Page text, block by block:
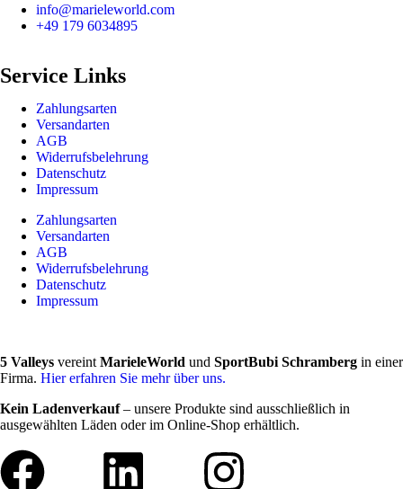
info@marieleworld.com
+49 179 6034895
Service Links
Zahlungsarten
Versandarten
AGB
Widerrufsbelehrung
Datenschutz
Impressum
Zahlungsarten
Versandarten
AGB
Widerrufsbelehrung
Datenschutz
Impressum
5 Valleys vereint MarieleWorld und SportBubi Schramberg in einer
Firma. Hier erfahren Sie mehr über uns.
Kein Ladenverkauf– unsere Produkte sind ausschließlich in
ausgewählten Läden oder im Online-Shop erhältlich.